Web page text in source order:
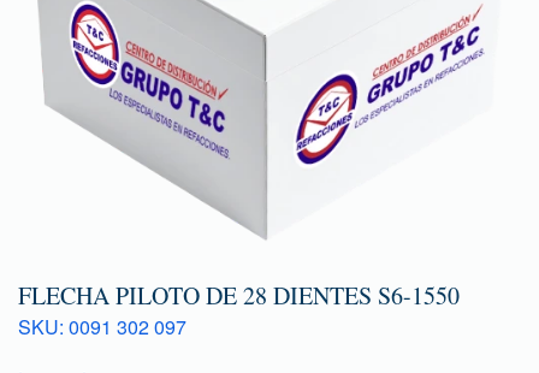
FLECHA PILOTO DE 28 DIENTES S6-1550
SKU: 0091 302 097